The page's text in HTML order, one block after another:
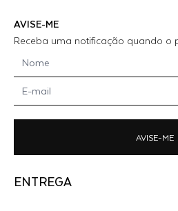
AVISE-ME
Receba uma notificação quando o
AVISE-ME
ENTREGA